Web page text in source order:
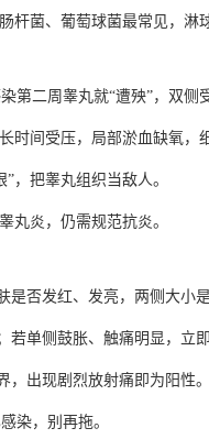
杆菌、葡萄球菌最常见，淋
第二周睾丸就“遭殃”，双侧
时间受压，局部淤血缺氧，
，把睾丸组织当敌人。
丸炎，仍需规范抗炎。
否发红、发亮，两侧大小是
单侧鼓胀、触痛明显，立即
出现剧烈放射痛即为阳性。
染，别再拖。